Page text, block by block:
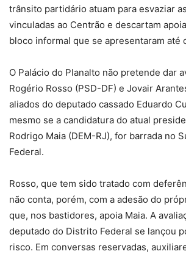
trânsito partidário atuam para esvaziar
vinculadas ao Centrão e descartam
bloco informal que se apresentaram até
O Palácio do Planalto não pretende dar
Rogério Rosso (PSD-DF) e Jovair
aliados do deputado cassado Eduardo
mesmo se a candidatura do atual
Rodrigo Maia (DEM-RJ), for barrada no
Federal.
Rosso, que tem sido tratado com
não conta, porém, com a adesão do
que, nos bastidores, apoia Maia. A
deputado do Distrito Federal se lançou
risco. Em conversas reservadas,